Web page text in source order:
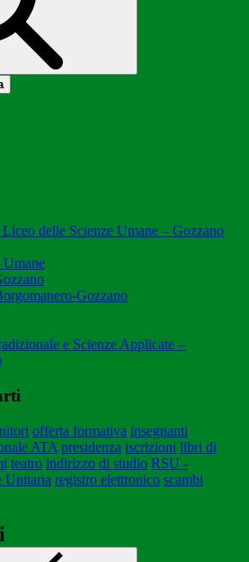
delle Scienze Umane – Gozzano
Umane
Gozzano
e Scienze Applicate –
offerta formativa insegnanti
ATA presidenza iscrizioni libri di
teatro indirizzo di studio RSU -
Unitaria registro elettronico scambi